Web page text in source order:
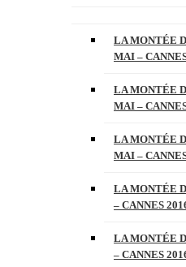
LA MONTÉE
MAI –
LA MONTÉE
MAI –
LA MONTÉE
MAI –
LA MONTÉE
– CANNES
LA MONTÉE
– CANNES